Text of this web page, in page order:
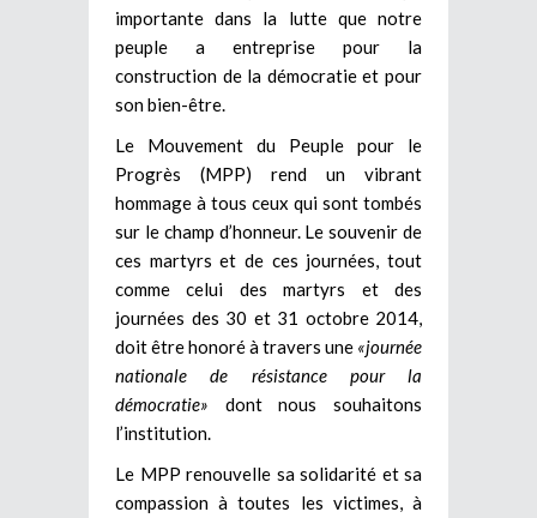
importante dans la lutte que notre
peuple a entreprise pour la
construction de la démocratie et pour
son bien-être.
Le Mouvement du Peuple pour le
Progrès (MPP) rend un vibrant
hommage à tous ceux qui sont tombés
sur le champ d’honneur. Le souvenir de
ces martyrs et de ces journées, tout
comme celui des martyrs et des
journées des 30 et 31 octobre 2014,
doit être honoré à travers une «journée
nationale de résistance pour la
démocratie» dont nous souhaitons
l’institution.
Le MPP renouvelle sa solidarité et sa
compassion à toutes les victimes, à